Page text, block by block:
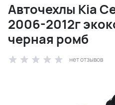
Авточехлы Kia
2006-2012г
черная ромб
нет отзывов